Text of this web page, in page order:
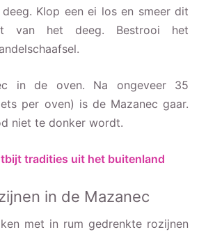
Klop een ei los en smeer dit
van het deeg. Bestrooi het
in de oven. Na ongeveer 35
per oven) is de Mazanec gaar.
niet te donker wordt.
tradities uit het buitenland
in de Mazanec
met in rum gedrenkte rozijnen